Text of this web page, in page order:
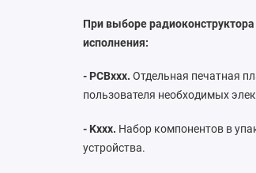
При выборе
исполнения:
- PCBxxx. Отдельная печатная
пользователя необходимых
- Kxxx. Набор компонентов в
устройства.